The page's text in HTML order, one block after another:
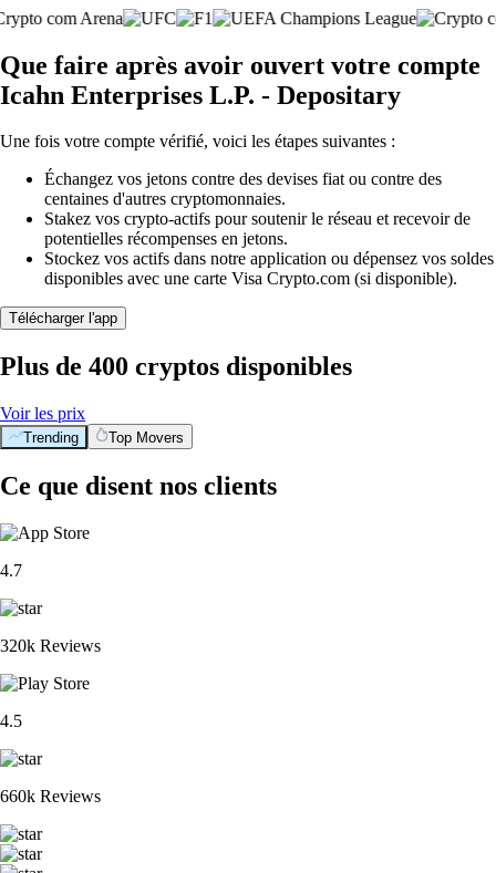
Que faire après avoir ouvert votre compte
Icahn Enterprises L.P. - Depositary
Une fois votre compte vérifié, voici les étapes suivantes :
Échangez vos jetons contre des devises fiat ou contre des
centaines d'autres cryptomonnaies.
Stakez vos crypto-actifs pour soutenir le réseau et recevoir de
potentielles récompenses en jetons.
Stockez vos actifs dans notre application ou dépensez vos soldes
disponibles avec une carte Visa Crypto.com (si disponible).
Télécharger l'app
Plus de 400 cryptos disponibles
Voir les prix
Trending Top Movers
Ce que disent nos clients
4.7
320k Reviews
4.5
660k Reviews